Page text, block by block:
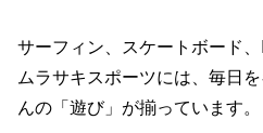
サーフィン、スケートボード、
ムラサキスポーツには、毎日
んの「遊び」が揃っています。